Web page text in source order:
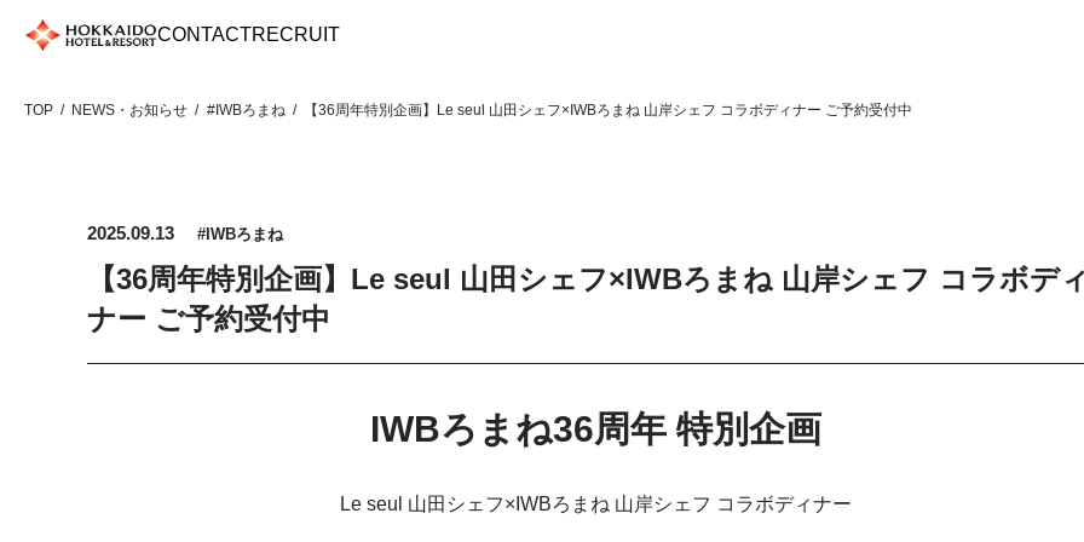
CONTACTRECRUIT
TOP NEWS・お知らせ #IWBろまね 【36周年特別企画】Le seul 山田シェフ×IWBろまね 山岸シェフ コラボディナー ご予約受付中
2025.09.13 #IWBろまね
【36周年特別企画】Le seul 山田シェフ×IWBろまね 山岸シェフ コラボデ
ナー ご予約受付中
IWBろまね36周年 特別企画
Le seul 山田シェフ×IWBろまね 山岸シェフ コラボディナー